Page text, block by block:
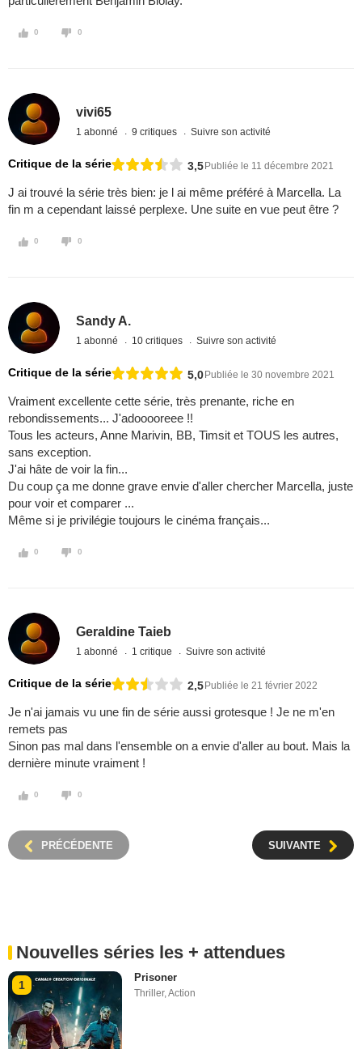
0 0
vivi65
1 abonné 9 critiques Suivre son activité
Critique de la série 3,5 Publiée le 11 décembre 2021
J ai trouvé la série très bien: je l ai même préféré à Marcella. La
fin m a cependant laissé perplexe. Une suite en vue peut être ?
0 0
Sandy A.
1 abonné 10 critiques Suivre son activité
Critique de la série 5,0 Publiée le 30 novembre 2021
Vraiment excellente cette série, très prenante, riche en
rebondissements... J'adooooreee !!
Tous les acteurs, Anne Marivin, BB, Timsit et TOUS les autres,
sans exception.
J'ai hâte de voir la fin...
Du coup ça me donne grave envie d'aller chercher Marcella, juste
pour voir et comparer ...
Même si je privilégie toujours le cinéma français...
0 0
Geraldine Taieb
1 abonné 1 critique Suivre son activité
Critique de la série 2,5 Publiée le 21 février 2022
Je n'ai jamais vu une fin de série aussi grotesque ! Je ne m'en
remets pas
Sinon pas mal dans l'ensemble on a envie d'aller au bout. Mais la
dernière minute vraiment !
0 0
PRÉCÉDENTE SUIVANTE
Nouvelles séries les + attendues
1
Prisoner
Thriller,Action